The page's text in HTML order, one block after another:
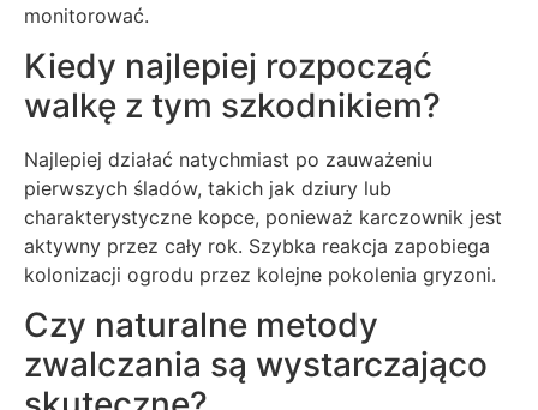
monitorować.
Kiedy najlepiej rozpocząć
walkę z tym szkodnikiem?
Najlepiej działać natychmiast po zauważeniu
pierwszych śladów, takich jak dziury lub
charakterystyczne kopce, ponieważ karczownik jest
aktywny przez cały rok. Szybka reakcja zapobiega
kolonizacji ogrodu przez kolejne pokolenia gryzoni.
Czy naturalne metody
zwalczania są wystarczająco